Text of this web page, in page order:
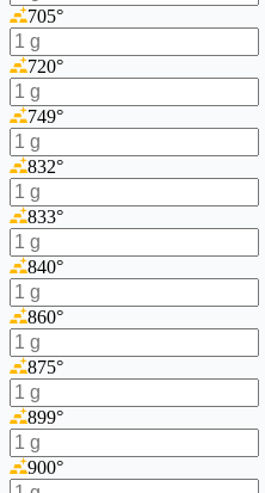
705°
720°
749°
832°
833°
840°
860°
875°
899°
900°